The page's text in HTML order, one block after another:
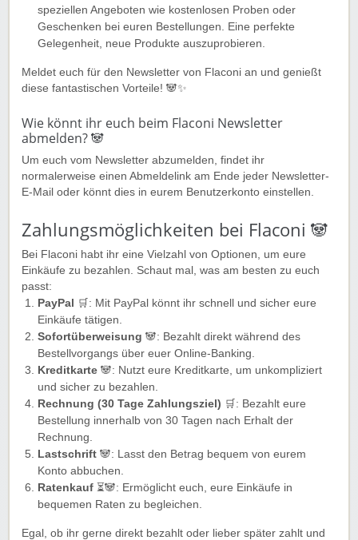
speziellen Angeboten wie kostenlosen Proben oder
Geschenken bei euren Bestellungen. Eine perfekte
Gelegenheit, neue Produkte auszuprobieren.
Meldet euch für den Newsletter von Flaconi an und genießt
diese fantastischen Vorteile! 🐼✨
Wie könnt ihr euch beim Flaconi Newsletter
abmelden? 🐼
Um euch vom Newsletter abzumelden, findet ihr
normalerweise einen Abmeldelink am Ende jeder Newsletter-
E-Mail oder könnt dies in eurem Benutzerkonto einstellen.
Zahlungsmöglichkeiten bei Flaconi 🐼
Bei Flaconi habt ihr eine Vielzahl von Optionen, um eure
Einkäufe zu bezahlen. Schaut mal, was am besten zu euch
passt:
PayPal 🛒: Mit PayPal könnt ihr schnell und sicher eure
Einkäufe tätigen.
Sofortüberweisung 🐼: Bezahlt direkt während des
Bestellvorgangs über euer Online-Banking.
Kreditkarte 🐼: Nutzt eure Kreditkarte, um unkompliziert
und sicher zu bezahlen.
Rechnung (30 Tage Zahlungsziel) 🛒: Bezahlt eure
Bestellung innerhalb von 30 Tagen nach Erhalt der
Rechnung.
Lastschrift 🐼: Lasst den Betrag bequem von eurem
Konto abbuchen.
Ratenkauf ⏳🐼: Ermöglicht euch, eure Einkäufe in
bequemen Raten zu begleichen.
Egal, ob ihr gerne direkt bezahlt oder lieber später zahlt und